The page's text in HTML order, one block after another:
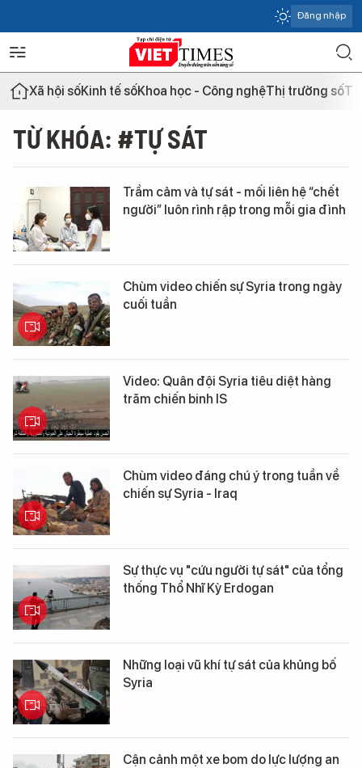
Đăng nhập
Xã hội sốKinh tế sốKhoa học - Công nghệThị trường số
TỪ KHÓA: #TỰ SÁT
Trầm cảm và tự sát - mối liên hệ “chết
người” luôn rình rập trong mỗi gia đình
Chùm video chiến sự Syria trong ngày
cuối tuần
Video: Quân đội Syria tiêu diệt hàng
trăm chiến binh IS
Chùm video đáng chú ý trong tuần về
chiến sự Syria - Iraq
Sự thực vụ "cứu người tự sát" của tổng
thống Thổ Nhĩ Kỳ Erdogan
Những loại vũ khí tự sát của khủng bố
Syria
Cận cảnh một xe bom do lực lượng an